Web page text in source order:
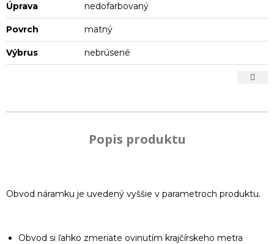
Úprava nedofarbovaný
Povrch matný
Výbrus nebrúsené
Popis produktu
Obvod náramku je uvedený vyššie v parametroch produktu.
Obvod si ľahko zmeriate ovinutím krajčírskeho metra